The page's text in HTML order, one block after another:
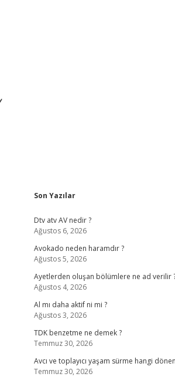
Sidebar
Son Yazılar
Dtv atv AV nedir ?
Ağustos 6, 2026
Avokado neden haramdır ?
Ağustos 5, 2026
Ayetlerden oluşan bölümlere ne ad verilir
Ağustos 4, 2026
Al mı daha aktif ni mi ?
Ağustos 3, 2026
TDK benzetme ne demek ?
Temmuz 30, 2026
Avcı ve toplayıcı yaşam sürme hangi
Temmuz 30, 2026